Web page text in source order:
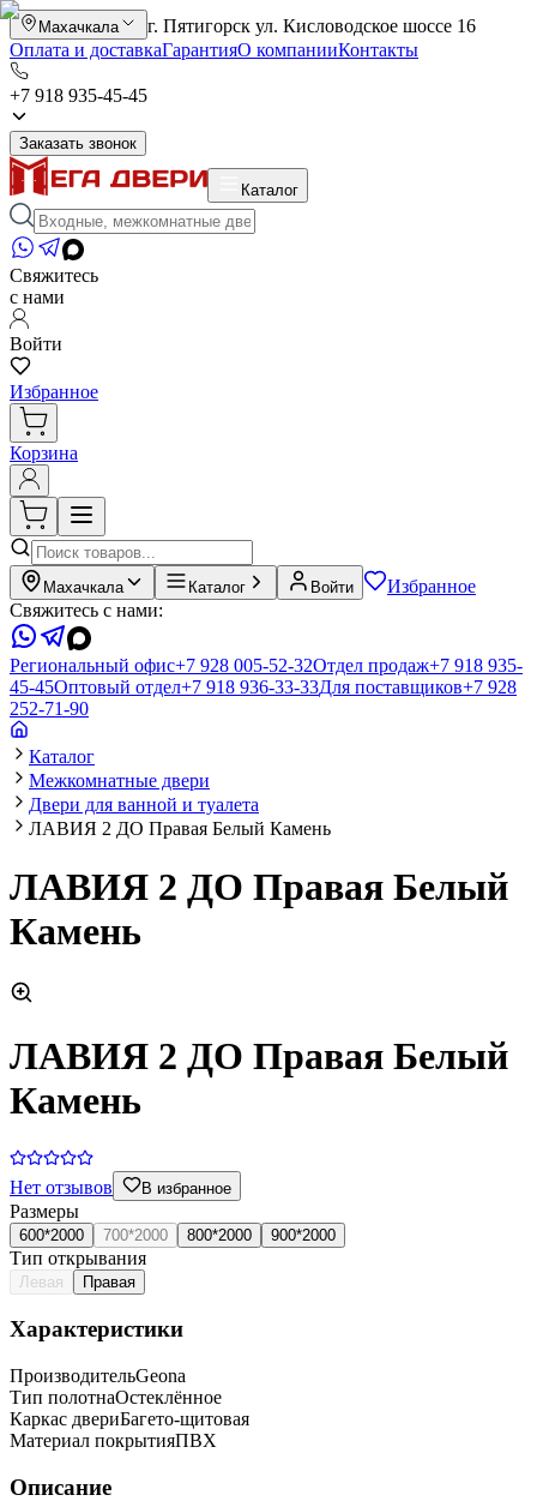
Махачкала
г. Пятигорск ул. Кисловодское шоссе 16
Оплата и доставкаГарантияО компанииКонтакты
+7 918 935-45-45
Заказать звонок
Каталог
Свяжитесь
с нами
Войти
Избранное
Корзина
Махачкала Каталог Войти
Избранное
Свяжитесь с нами:
Региональный офис+7 928 005-52-32Отдел продаж+7 918 935-
45-45Оптовый отдел+7 918 936-33-33Для поставщиков+7 928
252-71-90
Каталог
Межкомнатные двери
Двери для ванной и туалета
ЛАВИЯ 2 ДО Правая Белый Камень
ЛАВИЯ 2 ДО Правая Белый
Камень
ЛАВИЯ 2 ДО Правая Белый
Камень
Нет отзывов В избранное
Размеры
600*2000 700*2000 800*2000 900*2000
Тип открывания
Левая Правая
Характеристики
ПроизводительGeona
Тип полотнаОстеклённое
Каркас двериБагето-щитовая
Материал покрытияПВХ
Описание